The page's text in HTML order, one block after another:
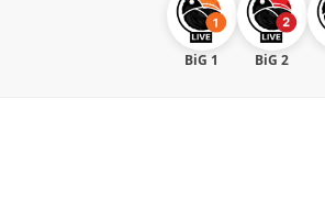
BiG 1 BiG 2